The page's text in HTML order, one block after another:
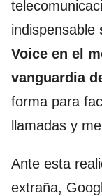
indispensable
Voice en el
vanguardia
forma para
llamadas y
Ante esta
extraña,